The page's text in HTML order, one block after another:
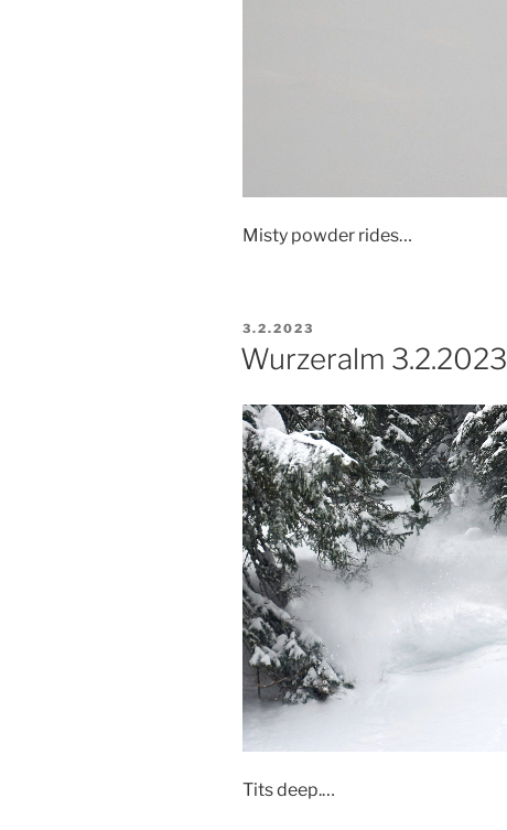
Misty powder rides…
PUBLIKOVÁNO
3.2.2023
Wurzeralm 3.2.2023
Tits deep.…